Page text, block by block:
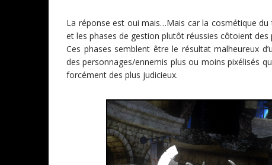
La réponse est oui mais…Mais car la cosmétique
et les phases de gestion plutôt réussies côtoient
Ces phases semblent être le résultat malheureux
des personnages/ennemis plus ou moins pixélisés
forcément des plus judicieux.